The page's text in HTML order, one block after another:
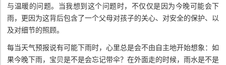
与温暖的问题。当我想到这个问题时，不仅仅是因为今晚可能会下
雨，更因为这背后包含了一个父母对孩子的关心、对安全的保护、以
及对细节的照顾。
每当天气预报说有可能下雨时，心里总是会不由自主地开始想象：如
果今晚下雨，宝贝是不是会忘记带伞？在外面走的时候，雨水是不是